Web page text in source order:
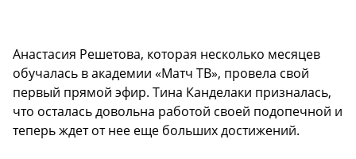
Анастасия Решетова, которая несколько месяцев
обучалась в академии «Матч ТВ», провела свой
первый прямой эфир. Тина Канделаки призналась,
что осталась довольна работой своей подопечной и
теперь ждет от нее еще больших достижений.